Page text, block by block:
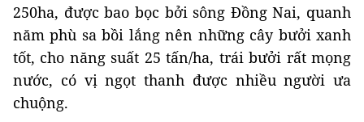
250ha, được bao bọc bởi sông Đồng Nai, quanh
năm phù sa bồi lắng nên những cây bưởi xanh
tốt, cho năng suất 25 tấn/ha, trái bưởi rất mọng
nước, có vị ngọt thanh được nhiều người ưa
chuộng.